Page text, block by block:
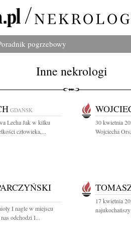
pogrzebowy
Inne nekrologi
GDAŃSK
Lecha Jak w kilku
człowieka,...
30 kwietnia
Wojciecha
I nagle w miejscu
odchodzi I...
17 kwietnia